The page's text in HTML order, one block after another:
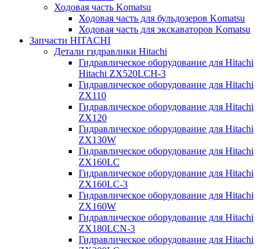
Ходовая часть Komatsu
Ходовая часть для бульдозеров Komatsu
Ходовая часть для экскаваторов Komatsu
Запчасти HITACHI
Детали гидравлики Hitachi
Гидравлическое оборудование для Hitachi
Hitachi ZX520LCH-3
Гидравлическое оборудование для Hitachi
ZX110
Гидравлическое оборудование для Hitachi
ZX120
Гидравлическое оборудование для Hitachi
ZX130W
Гидравлическое оборудование для Hitachi
ZX160LC
Гидравлическое оборудование для Hitachi
ZX160LC-3
Гидравлическое оборудование для Hitachi
ZX160W
Гидравлическое оборудование для Hitachi
ZX180LCN-3
Гидравлическое оборудование для Hitachi